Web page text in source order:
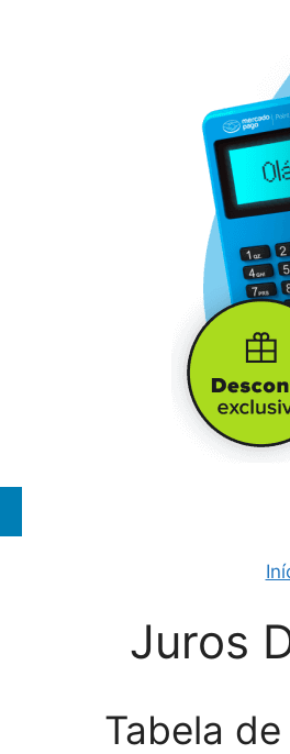
Juros
Tabela